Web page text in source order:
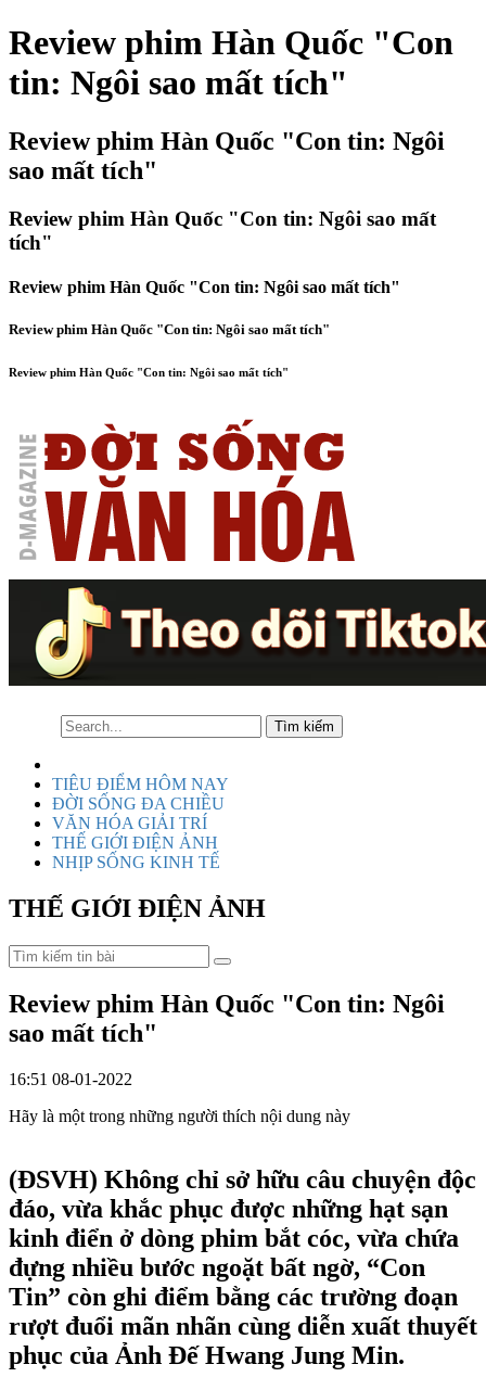
Review phim Hàn Quốc "Con
tin: Ngôi sao mất tích"
Review phim Hàn Quốc "Con tin: Ngôi
sao mất tích"
Review phim Hàn Quốc "Con tin: Ngôi sao mất
tích"
Review phim Hàn Quốc "Con tin: Ngôi sao mất tích"
Review phim Hàn Quốc "Con tin: Ngôi sao mất tích"
Review phim Hàn Quốc "Con tin: Ngôi sao mất tích"
TIÊU ĐIỂM HÔM NAY
ĐỜI SỐNG ĐA CHIỀU
VĂN HÓA GIẢI TRÍ
THẾ GIỚI ĐIỆN ẢNH
NHỊP SỐNG KINH TẾ
THẾ GIỚI ĐIỆN ẢNH
Review phim Hàn Quốc "Con tin: Ngôi
sao mất tích"
16:51 08-01-2022
Hãy là một trong những người thích nội dung này
(ĐSVH) Không chỉ sở hữu câu chuyện độc
đáo, vừa khắc phục được những hạt sạn
kinh điển ở dòng phim bắt cóc, vừa chứa
đựng nhiều bước ngoặt bất ngờ, “Con
Tin” còn ghi điểm bằng các trường đoạn
rượt đuổi mãn nhãn cùng diễn xuất thuyết
phục của Ảnh Đế Hwang Jung Min.